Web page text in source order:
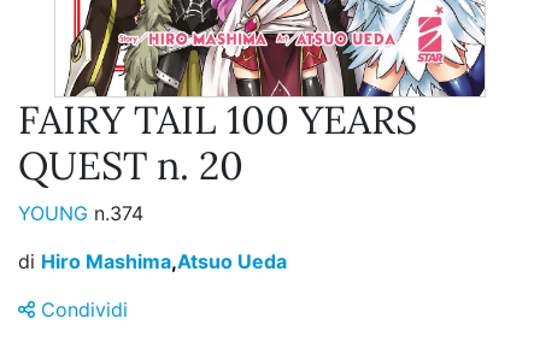
FAIRY TAIL 100 YEARS
QUEST n. 20
YOUNG n.374
di Hiro Mashima,Atsuo Ueda
Condividi